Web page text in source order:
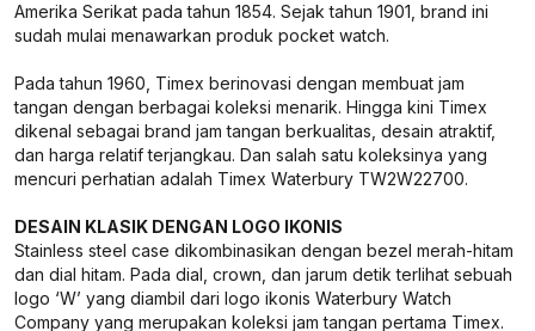
Amerika Serikat pada tahun 1854. Sejak tahun 1901, brand ini
sudah mulai menawarkan produk pocket watch.
Pada tahun 1960, Timex berinovasi dengan membuat jam
tangan dengan berbagai koleksi menarik. Hingga kini Timex
dikenal sebagai brand jam tangan berkualitas, desain atraktif,
dan harga relatif terjangkau. Dan salah satu koleksinya yang
mencuri perhatian adalah Timex Waterbury TW2W22700.
DESAIN KLASIK DENGAN LOGO IKONIS
Stainless steel case dikombinasikan dengan bezel merah-hitam
dan dial hitam. Pada dial, crown, dan jarum detik terlihat sebuah
logo ‘W’ yang diambil dari logo ikonis Waterbury Watch
Company yang merupakan koleksi jam tangan pertama Timex.